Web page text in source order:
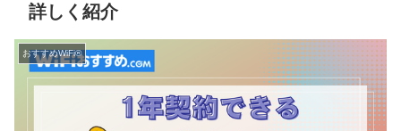
詳しく紹介
おすすめWiFi®